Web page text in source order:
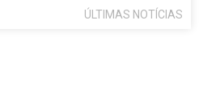
ÚLTIMAS NOTÍCIAS